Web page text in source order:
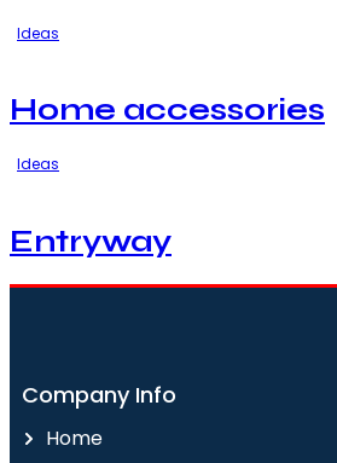
Ideas
Home accessories
Ideas
Entryway
Company Info
Home